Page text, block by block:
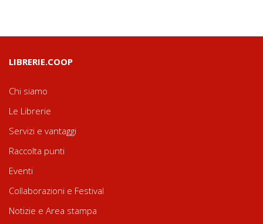
LIBRERIE.COOP
Chi siamo
Le Librerie
Servizi e vantaggi
Raccolta punti
Eventi
Collaborazioni e Festival
Notizie e Area stampa